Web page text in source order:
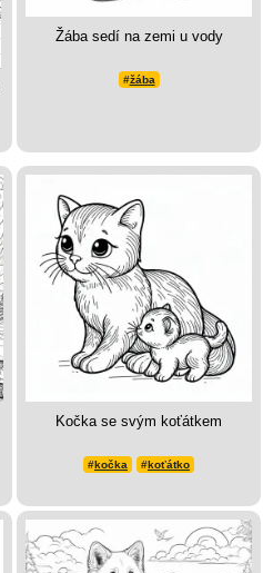
Žába sedí na zemi u vody
#žába
Kočka se svým koťátkem
#kočka #koťátko